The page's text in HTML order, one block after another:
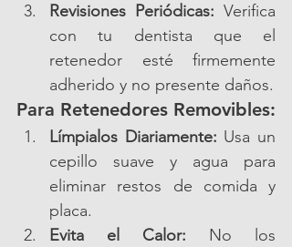
Revisiones Periódicas: Verifica
con tu dentista que el
retenedor esté firmemente
adherido y no presente daños.
Para Retenedores Removibles:
Límpialos Diariamente: Usa un
cepillo suave y agua para
eliminar restos de comida y
placa.
Evita el Calor: No los